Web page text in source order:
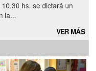
hs. se dictará un
la...
VER MÁS